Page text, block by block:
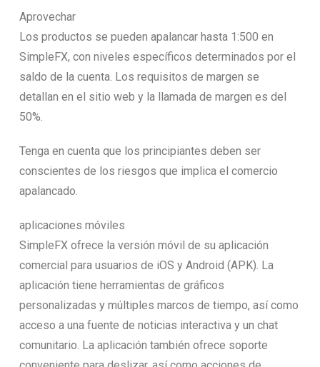
Aprovechar
Los productos se pueden apalancar hasta 1:500 en
SimpleFX, con niveles específicos determinados por el
saldo de la cuenta. Los requisitos de margen se
detallan en el sitio web y la llamada de margen es del
50%.
Tenga en cuenta que los principiantes deben ser
conscientes de los riesgos que implica el comercio
apalancado.
aplicaciones móviles
SimpleFX ofrece la versión móvil de su aplicación
comercial para usuarios de iOS y Android (APK). La
aplicación tiene herramientas de gráficos
personalizadas y múltiples marcos de tiempo, así como
acceso a una fuente de noticias interactiva y un chat
comunitario. La aplicación también ofrece soporte